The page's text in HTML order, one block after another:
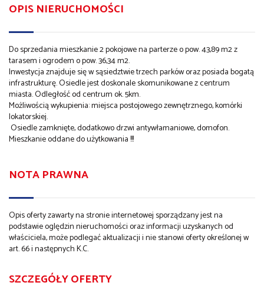
OPIS NIERUCHOMOŚCI
Do sprzedania mieszkanie 2 pokojowe na parterze o pow. 43,89 m2 z
tarasem i ogrodem o pow. 36,34 m2.
Inwestycja znajduje się w sąsiedztwie trzech parków oraz posiada bogatą
infrastrukturę. Osiedle jest doskonale skomunikowane z centrum
miasta. Odległość od centrum ok. 5km.
Możliwością wykupienia: miejsca postojowego zewnętrznego, komórki
lokatorskiej.
Osiedle zamknięte, dodatkowo drzwi antywłamaniowe, domofon.
Mieszkanie oddane do użytkowania !!!
NOTA PRAWNA
Opis oferty zawarty na stronie internetowej sporządzany jest na
podstawie oględzin nieruchomości oraz informacji uzyskanych od
właściciela, może podlegać aktualizacji i nie stanowi oferty określonej w
art. 66 i następnych K.C.
SZCZEGÓŁY OFERTY